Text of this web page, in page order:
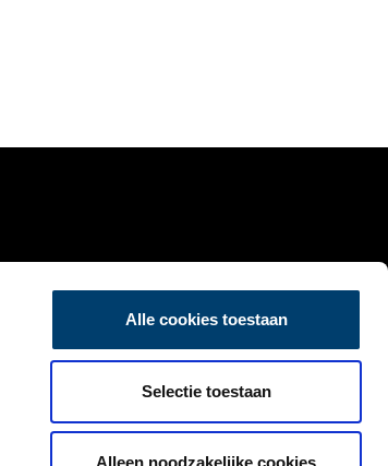
Alle cookies toestaan
Selectie toestaan
Alleen noodzakelijke cookies